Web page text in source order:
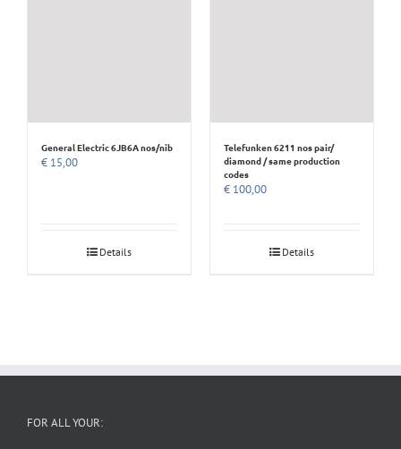
General Electric 6JB6A nos/nib
€ 15,00
Details
Telefunken 6211 nos pair/
diamond / same production
codes
€ 100,00
Details
FOR ALL YOUR: